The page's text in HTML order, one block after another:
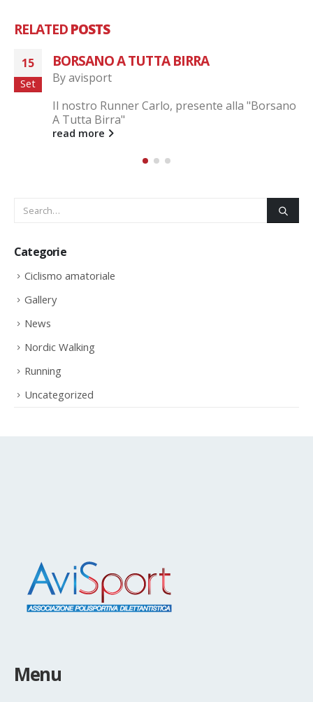
RELATEDPOSTS
15
Set
BORSANO A TUTTA BIRRA
Byavisport
Il nostro Runner Carlo, presente alla "Borsano
A Tutta Birra"
read more
Categorie
Ciclismo amatoriale
Gallery
News
Nordic Walking
Running
Uncategorized
Menu